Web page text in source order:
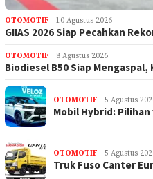
OTOMOTIF 10 Agustus 2026
GIIAS 2026 Siap Pecahkan
OTOMOTIF 8 Agustus 2026
Biodiesel B50 Siap
OTOMOTIF 5 Agustus
Mobil Hybrid:
OTOMOTIF 5 Agustus
Truk Fuso Canter